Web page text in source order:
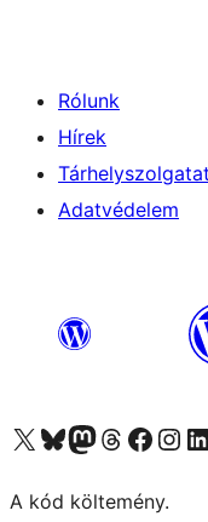
Rólunk
Hírek
Adatvédelem
Visit our X (formerly Twitter) account
Visit our Bluesky account
TwitterVisit our Threads account
Facebook
Visit our
A kód költemény.